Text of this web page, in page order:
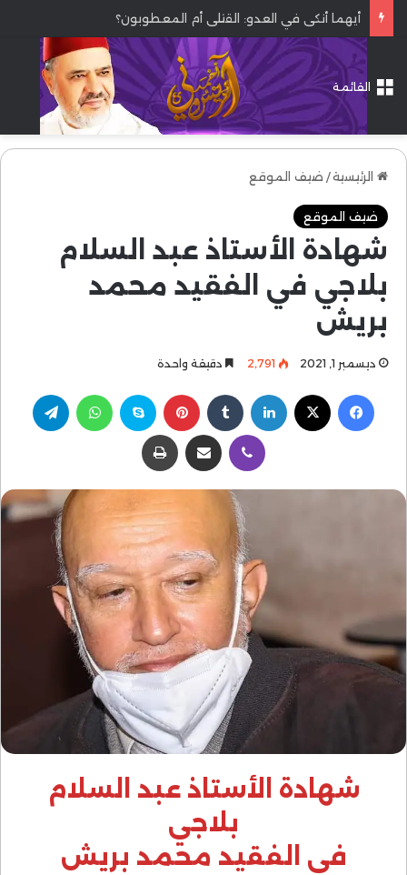
أيهما أنكى في العدو: القتلى أم المعطوبون؟
القائمة
الرئيسية/ ضيف الموقع
ضيف الموقع
شهادة الأستاذ عبد السلام
بلاجي في الفقيد محمد
بريش
ديسمبر 1, 2021 2٬791 دقيقة واحدة
فيسبوك لينكدإن بينتيريست سكايب واتساب
ڤايبر مشاركة عبر البريد طباعة
شهادة الأستاذ عبد السلام
بلاجي
في الفقيد محمد بريش